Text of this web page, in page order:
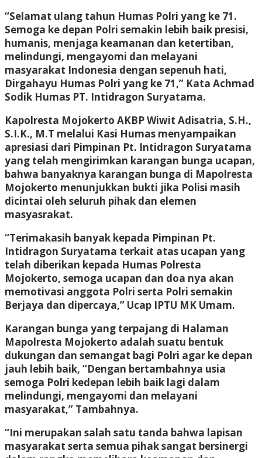
“Selamat ulang tahun Humas Polri yang ke 71.
Semoga ke depan Polri semakin lebih baik presisi,
humanis, menjaga keamanan dan ketertiban,
melindungi, mengayomi dan melayani
masyarakat Indonesia dengan sepenuh hati,
Dirgahayu Humas Polri yang ke 71,” Kata Achmad
Sodik Humas PT. Intidragon Suryatama.
Kapolresta Mojokerto AKBP Wiwit Adisatria, S.H.,
S.I.K., M.T melalui Kasi Humas menyampaikan
apresiasi dari Pimpinan Pt. Intidragon Suryatama
yang telah mengirimkan karangan bunga ucapan,
bahwa banyaknya karangan bunga di Mapolresta
Mojokerto menunjukkan bukti jika Polisi masih
dicintai oleh seluruh pihak dan elemen
masyasrakat.
“Terimakasih banyak kepada Pimpinan Pt.
Intidragon Suryatama terkait atas ucapan yang
telah diberikan kepada Humas Polresta
Mojokerto, semoga ucapan dan doa nya akan
memotivasi anggota Polri serta Polri semakin
Berjaya dan dipercaya,” Ucap IPTU MK Umam.
Karangan bunga yang terpajang di Halaman
Mapolresta Mojokerto adalah suatu bentuk
dukungan dan semangat bagi Polri agar ke depan
jauh lebih baik, “Dengan bertambahnya usia
semoga Polri kedepan lebih baik lagi dalam
melindungi, mengayomi dan melayani
masyarakat,” Tambahnya.
“Ini merupakan salah satu tanda bahwa lapisan
masyarakat serta semua pihak sangat bersinergi